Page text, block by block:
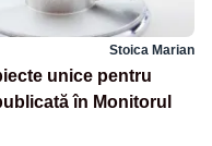
Stoica Marian
unice pentru
în Monitorul